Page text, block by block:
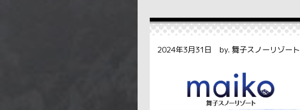
2024年3月31日 by. 舞子スノーリゾート